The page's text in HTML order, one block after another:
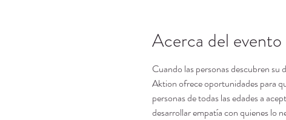
Acerca del evento
Cuando las personas descubren su
Aktion ofrece oportunidades para
personas de todas las edades a
desarrollar empatía con quienes lo